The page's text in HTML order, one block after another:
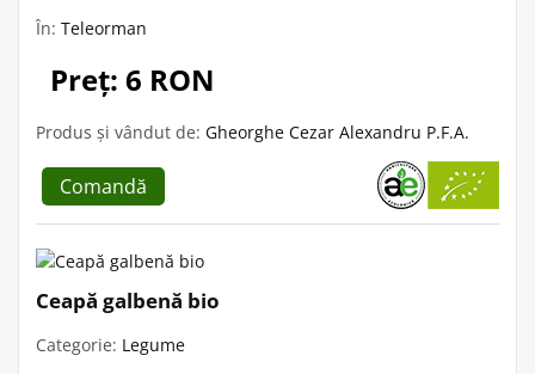
În: Teleorman
Preț: 6 RON
Produs și vândut de: Gheorghe Cezar Alexandru P.F.A.
Comandă
Ceapă galbenă bio
Categorie: Legume